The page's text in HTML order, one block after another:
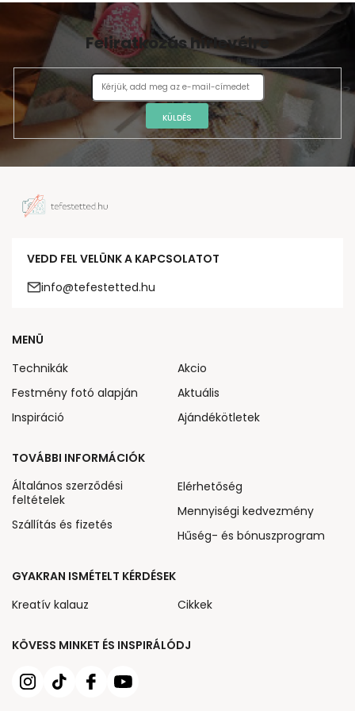
Feliratkozás hírlevélre
KÜLDÉS
VEDD FEL VELÜNK A KAPCSOLATOT
info@tefestetted.hu
KÖVESS MINKET ÉS INSPIRÁLÓDJ
MENÜ
Technikák
Festmény fotó alapján
Inspiráció
Akcio
Aktuális
Ajándékötletek
TOVÁBBI INFORMÁCIÓK
Általános szerződési
feltételek
Szállítás és fizetés
Elérhetőség
Mennyiségi kedvezmény
Hűség- és bónuszprogram
GYAKRAN ISMÉTELT KÉRDÉSEK
Kreatív kalauz
Cikkek